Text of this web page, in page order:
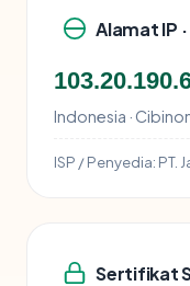
Alamat IP
Indonesia ·
ISP / Penyedia: PT.
Sertifikat